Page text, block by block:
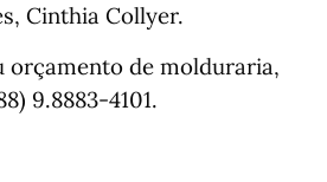
Cinthia Collyer.
orçamento de molduraria,
9.8883-4101.